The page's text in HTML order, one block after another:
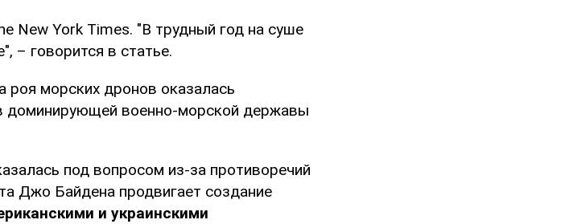
New York Times. "В трудный год на суше
– говорится в статье.
роя морских дронов оказалась
доминирующей военно-морской державы
под вопросом из-за противоречий
Джо Байдена продвигает создание
и украинскими